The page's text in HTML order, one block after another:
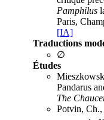
Pamphilus
Paris,
[IA]
Traductions
∅
Études
Pandarus
The
Potvin, Ch.,